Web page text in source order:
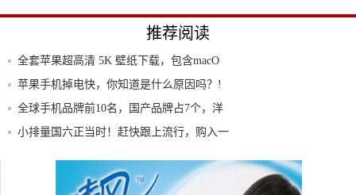
推荐阅读
全套苹果超高清 5K 壁纸下载，包含macO
苹果手机掉电快，你知道是什么原因吗？!
全球手机品牌前10名，国产品牌占7个，洋
品牌
小排量国六正当时！赶快跟上流行，购入一
iOS13.4beta3来了，新增无线恢复功